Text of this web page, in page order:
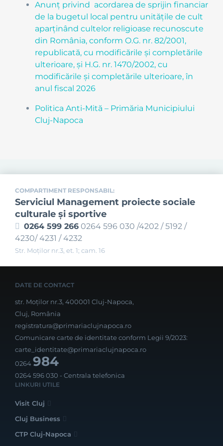
Anunț privind acordarea de sprijin financiar
de la bugetul local pentru unitățile de cult
aparținând cultelor religioase recunoscute
din România, conform O.G. nr. 82/2001,
republicată, cu modificările și completările
ulterioare, și H.G. nr. 1470/2002, cu
modificările și completările ulterioare, în
anul fiscal 2026
Politica Anti-Mită – Primăria Municipiului
Cluj-Napoca
COMPARTIMENT RESPONSABIL:
Serviciul Management proiecte sociale
culturale și sportive
0264 599 266 0264 596 030 /4202 / 5192 /
4230/ 4231 / 4232
Str. Moţilor nr.3, et. 1; cam. 16
DATE DE CONTACT
str. Moților nr.3, 400001 Cluj-Napoca,
Cluj, România
registratura@primariaclujnapoca.ro
Comunicare carte de identitate conform Legii 9/2023:
carte_identitate@primariaclujnapoca.ro
0264984
0264 596 030 - Centrala telefonica
LINKURI UTILE
Visit Cluj
Cluj Business
CTP Cluj-Napoca